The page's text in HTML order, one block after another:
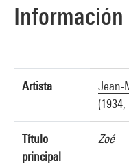
Artista
Jean-
Título
principal
Zoé